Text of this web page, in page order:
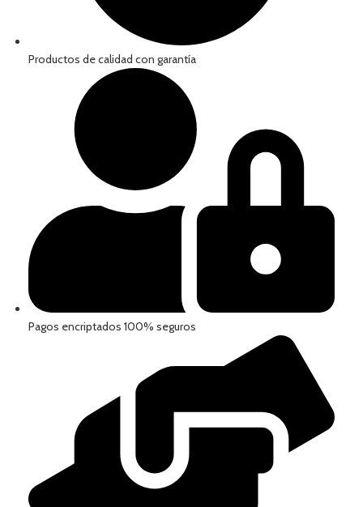
Productos de calidad con garantía
Pagos encriptados 100% seguros